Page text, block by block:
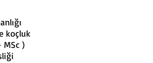
eğitimi ve
( BSc +